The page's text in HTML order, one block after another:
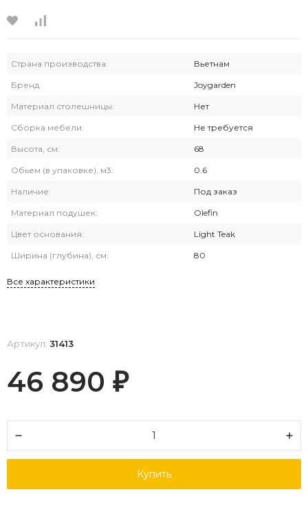
Страна производства: Вьетнам
Бренд: Joygarden
Материал столешницы: Нет
Сборка мебели: Не требуется
Высота, см: 68
Обьем (в упаковке), м3: 0.6
Наличие: Под заказ
Материал подушек: Olefin
Цвет основания: Light Teak
Ширина (глубина), см: 80
Все характеристики
Артикул: 31413
46 890 ₽
Купить